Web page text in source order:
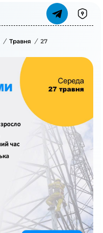
/ Травня / 27